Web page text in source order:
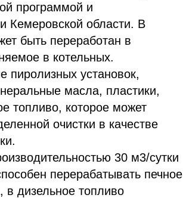
программой и
Кемеровской области. В
быть переработан в
в котельных.
установок,
масла, пластики,
топливо, которое может
очистки в качестве
30 м3/сутки
перерабатывать печное
в дизельное топливо